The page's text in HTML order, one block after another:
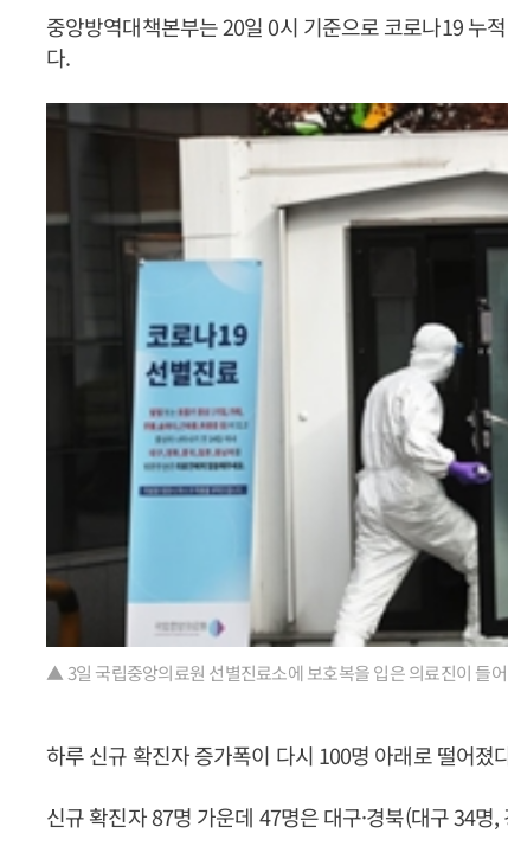
중앙방역대책본부는 20일 0시 기준으로 코로나19 누
다.
▲ 3일 국립중앙의료원 선별진료소에 보호복을 입은 의료진이 들
하루 신규 확진자 증가폭이 다시 100명 아래로 떨어졌
신규 확진자 87명 가운데 47명은 대구·경북(대구 34명